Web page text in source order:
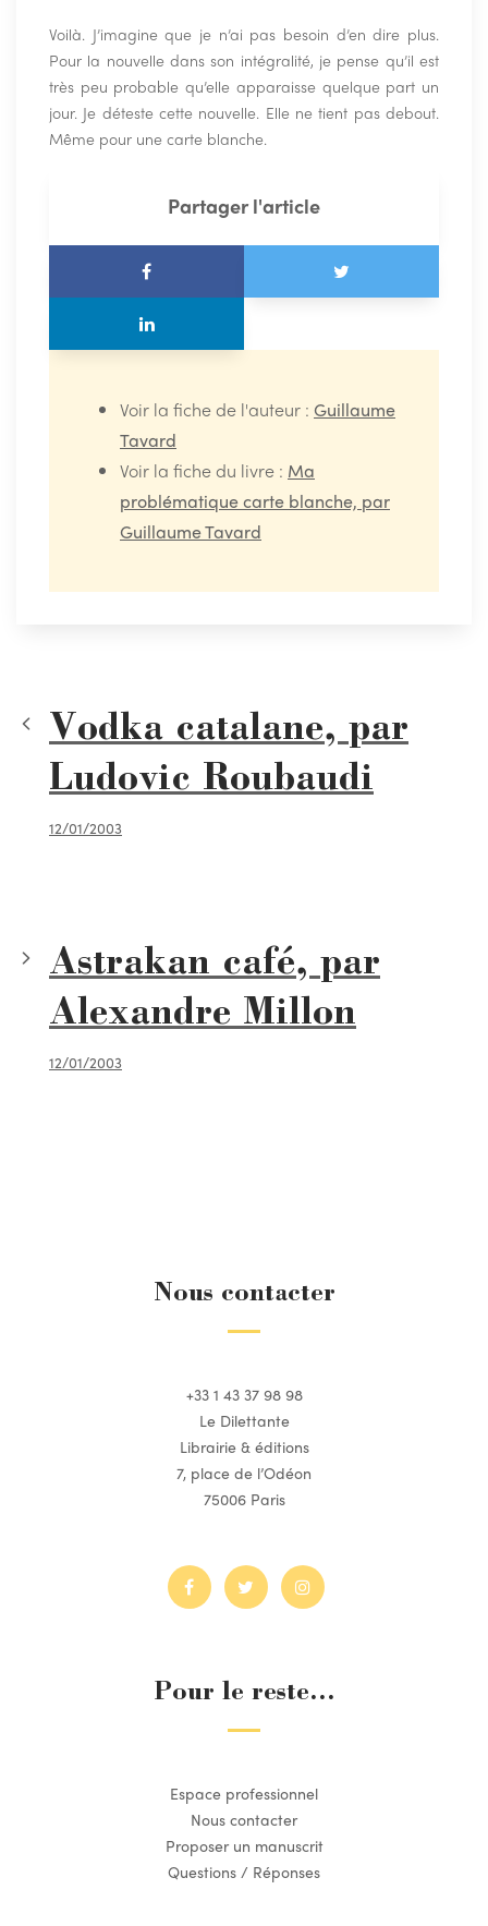
Voilà. J’imagine que je n’ai pas besoin d’en dire plus.
Pour la nouvelle dans son intégralité, je pense qu’il est
très peu probable qu’elle apparaisse quelque part un
jour. Je déteste cette nouvelle. Elle ne tient pas debout.
Même pour une carte blanche.
Partager l'article
Voir la fiche de l'auteur : Guillaume
Tavard
Voir la fiche du livre : Ma
problématique carte blanche, par
Guillaume Tavard
Vodka catalane, par
Ludovic Roubaudi
12/01/2003
Astrakan café, par
Alexandre Millon
12/01/2003
Nous contacter
+33 1 43 37 98 98
Le Dilettante
Librairie & éditions
7, place de l’Odéon
75006 Paris
Pour le reste...
Espace professionnel
Nous contacter
Proposer un manuscrit
Questions / Réponses